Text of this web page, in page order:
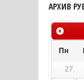
АРХИВ
Пн
27